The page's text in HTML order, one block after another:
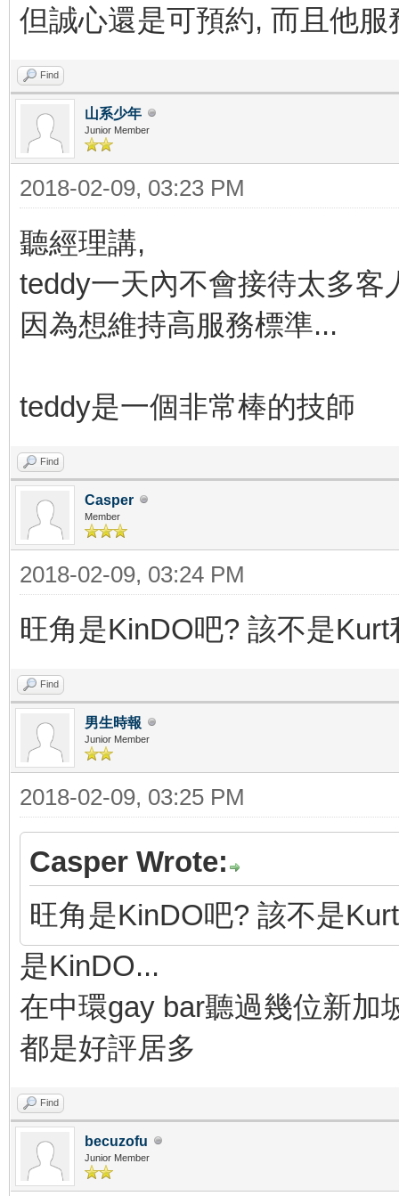
但誠心還是可預約, 而且他
Find
山系少年
Junior Member
2018-02-09, 03:23 PM
聽經理講,
teddy一天內不會接待太多客
因為想維持高服務標準...
teddy是一個非常棒的技師
Find
Casper
Member
2018-02-09, 03:24 PM
旺角是KinDO吧? 該不是
Find
男生時報
Junior Member
2018-02-09, 03:25 PM
Casper Wrote:
旺角是KinDO吧? 該不是
是KinDO...
在中環gay bar聽過幾位新加
都是好評居多
Find
becuzofu
Junior Member